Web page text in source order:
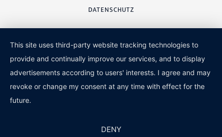
DATENSCHUTZ
This site uses third-party website tracking technologies to
provide and continually improve our services, and to display
advertisements according to users' interests. I agree and may
revoke or change my consent at any time with effect for the
future.
DENY